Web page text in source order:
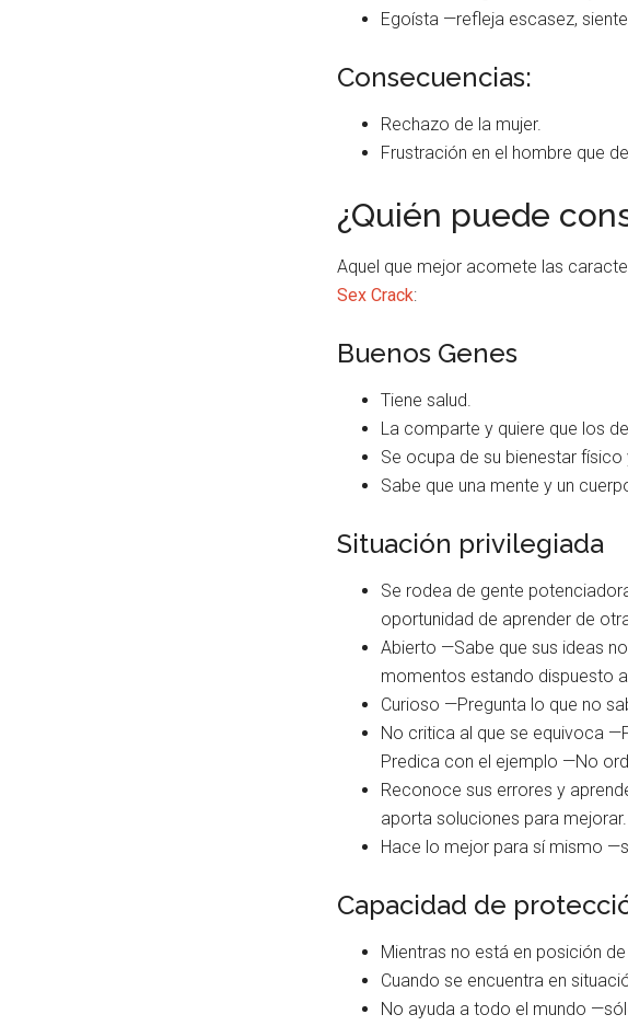
Egoísta —refleja escasez,
Consecuencias:
Rechazo de la mujer.
Frustración en el hombre que
¿Quién puede
Aquel que mejor acomete las
Sex Crack:
Buenos Genes
Tiene salud.
La comparte y quiere que los
Se ocupa de su bienestar
Sabe que una mente y un
Situación privilegiada
Se rodea de gente
oportunidad de aprender de
Abierto —Sabe que sus ideas
momentos estando dispuesto
Curioso —Pregunta lo que no
No critica al que se equivoca
Predica con el ejemplo —No
Reconoce sus errores y
aporta soluciones para mejorar.
Hace lo mejor para sí mismo
Capacidad de
Mientras no está en posición
Cuando se encuentra en
No ayuda a todo el mundo